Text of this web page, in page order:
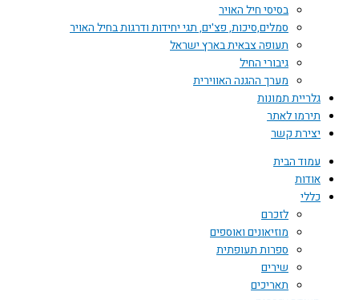
בסיסי חיל האויר
סמלים,סיכות, פצ'ים, תגי יחידות ודרגות בחיל האויר
תעופה צבאית בארץ ישראל
גיבורי החיל
מערך ההגנה האווירית
גלריית תמונות
תירמו לאתר
יצירת קשר
עמוד הבית
אודות
כללי
לזכרם
מוזיאונים ואוספים
ספרות תעופתית
שירים
תאריכים